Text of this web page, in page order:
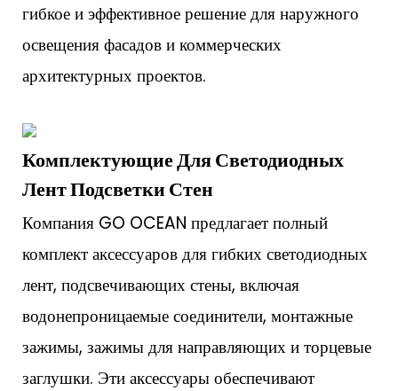
гибкое и эффективное решение для наружного
освещения фасадов и коммерческих
архитектурных проектов.
Комплектующие Для Светодиодных
Лент Подсветки Стен
Компания GO OCEAN предлагает полный
комплект аксессуаров для гибких светодиодных
лент, подсвечивающих стены, включая
водонепроницаемые соединители, монтажные
зажимы, зажимы для направляющих и торцевые
заглушки. Эти аксессуары обеспечивают